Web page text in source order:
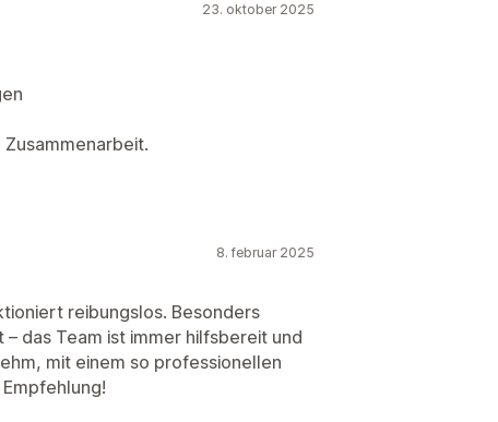
23. oktober 2025
8. februar 2025
reibungslos. Besonders
das Team ist immer hilfsbereit und
mit einem so professionellen